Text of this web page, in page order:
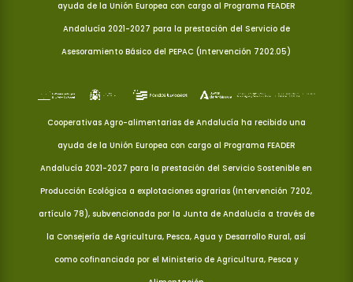
ayuda de la Unión Europea con cargo al Programa FEADER
Andalucía 2021-2027 para la prestación del Servicio de
Asesoramiento Básico del PEPAC (Intervención 7202.05)
Cooperativas Agro-alimentarias de Andalucía ha recibido una
ayuda de la Unión Europea con cargo al Programa FEADER
Andalucía 2021-2027 para la prestación del Servicio Sostenible en
Producción Ecológica a explotaciones agrarias (Intervención 7202,
artículo 78), subvencionada por la Junta de Andalucía a través de
la Consejería de Agricultura, Pesca, Agua y Desarrollo Rural, así
como cofinanciada por el Ministerio de Agricultura, Pesca y